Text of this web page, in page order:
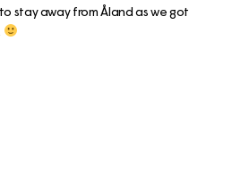
stay away from Åland as we got